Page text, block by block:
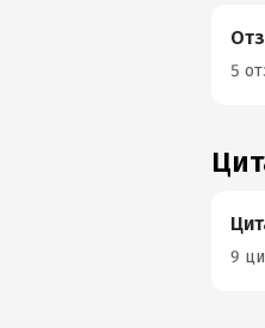
5
9